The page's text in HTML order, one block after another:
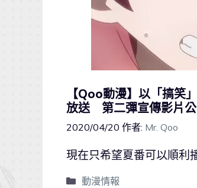
【Qoo動漫】以「搞笑
放送 第二彈宣傳影片公
2020/04/20 作者: Mr. Qoo
現在只希望夏番可以順利
動漫情報